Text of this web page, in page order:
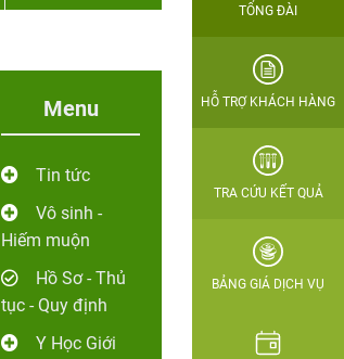
Menu
Tin tức
Vô sinh -
Hiếm muộn
Hồ Sơ - Thủ
tục - Quy định
Y Học Giới
TỔNG ĐÀI
HỖ TRỢ KHÁCH HÀNG
TRA CỨU KẾT QUẢ
BẢNG GIÁ DỊCH VỤ